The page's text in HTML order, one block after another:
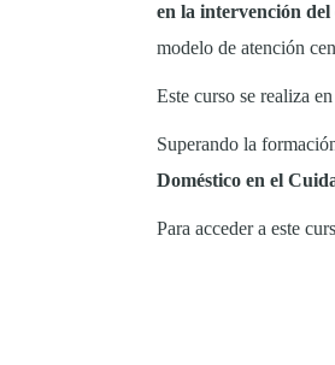
en la intervención
modelo de atención
Este curso se realiza en
Superando la
Doméstico en el
Para acceder a este